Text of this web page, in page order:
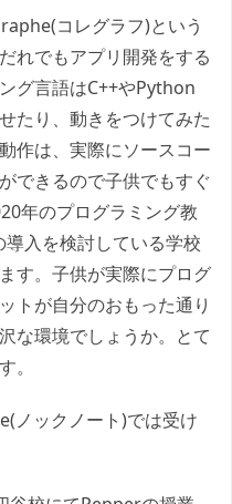
コレグラフ)という
れでもアプリ開発をする
グ言語はC++やPython
たり、動きをつけてみた
作は、実際にソースコー
できるので子供でもすぐ
年のプログラミング教
入を検討している学校
す。子供が実際にプログ
トが自分のおもった通り
な環境でしょうか。とて
。
ノックノート)では受け